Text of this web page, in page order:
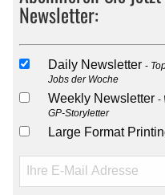
Newsletter:
Daily Newsletter
Jobs der Woche
Weekly Newsletter
GP-Storyletter
Large Format